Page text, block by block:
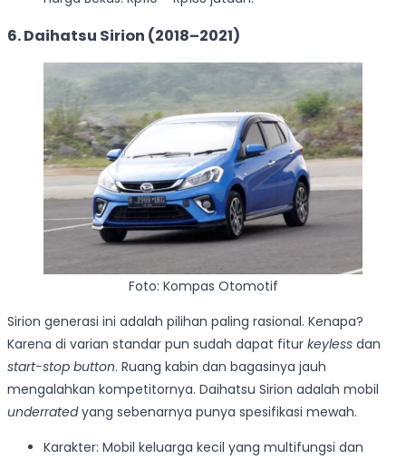
6. Daihatsu Sirion (2018–2021)
Foto: Kompas Otomotif
Sirion generasi ini adalah pilihan paling rasional. Kenapa?
Karena di varian standar pun sudah dapat fitur keyless dan
start-stop button. Ruang kabin dan bagasinya jauh
mengalahkan kompetitornya. Daihatsu Sirion adalah mobil
underratedyang sebenarnya punya spesifikasi mewah.
Karakter: Mobil keluarga kecil yang multifungsi dan